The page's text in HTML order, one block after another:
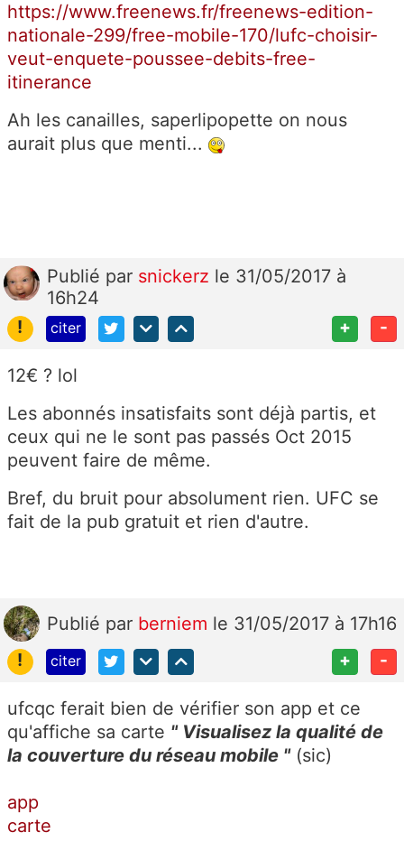
https://www.freenews.fr/freenews-edition-
nationale-299/free-mobile-170/lufc-choisir-
veut-enquete-poussee-debits-free-
itinerance
Ah les canailles, saperlipopette on nous
aurait plus que menti...
Publié par snickerz le 31/05/2017 à
16h24
!
citer + -
12€ ? lol
Les abonnés insatisfaits sont déjà partis, et
ceux qui ne le sont pas passés Oct 2015
peuvent faire de même.
Bref, du bruit pour absolument rien. UFC se
fait de la pub gratuit et rien d'autre.
Publié par berniem le 31/05/2017 à 17h16
!
citer + -
ufcqc ferait bien de vérifier son app et ce
qu'affiche sa carte " Visualisez la qualité de
la couverture du réseau mobile "(sic)
app
carte